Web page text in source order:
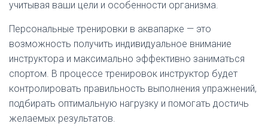
учитывая ваши цели и особенности организма.
Персональные тренировки в аквапарке — это
возможность получить индивидуальное внимание
инструктора и максимально эффективно заниматься
спортом. В процессе тренировок инструктор будет
контролировать правильность выполнения упражнений,
подбирать оптимальную нагрузку и помогать достичь
желаемых результатов.